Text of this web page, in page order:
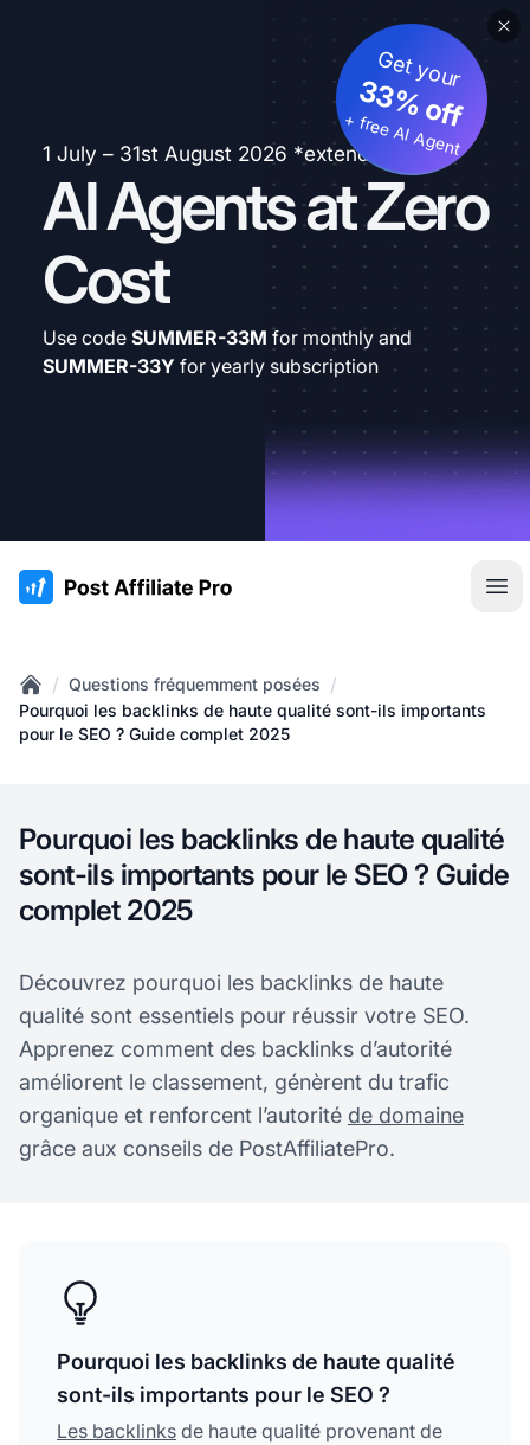
1 July – 31st August 2026 *extended
AI Agents at Zero
Cost
Get your
33% off
+ free AI Agent
Use code SUMMER-33M for monthly and
SUMMER-33Y for yearly subscription
:site.title
Home
/ Questions fréquemment posées /
Pourquoi les backlinks de haute qualité sont-ils importants
pour le SEO ? Guide complet 2025
Pourquoi les backlinks de haute qualité
sont-ils importants pour le SEO ? Guide
complet 2025
Découvrez pourquoi les backlinks de haute
qualité sont essentiels pour réussir votre SEO.
Apprenez comment des backlinks d’autorité
améliorent le classement, génèrent du trafic
organique et renforcent l’autorité de domaine
grâce aux conseils de PostAffiliatePro.
Pourquoi les backlinks de haute qualité
sont-ils importants pour le SEO ?
Les backlinks de haute qualité provenant de